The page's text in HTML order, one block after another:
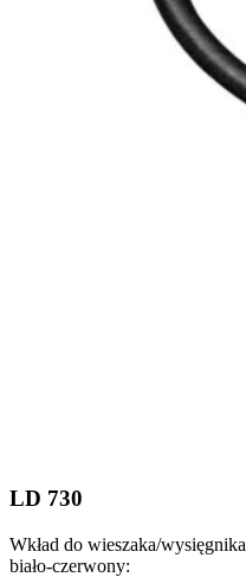
LD 730
Wkład do wieszaka/wysięgnika
biało-czerwony: